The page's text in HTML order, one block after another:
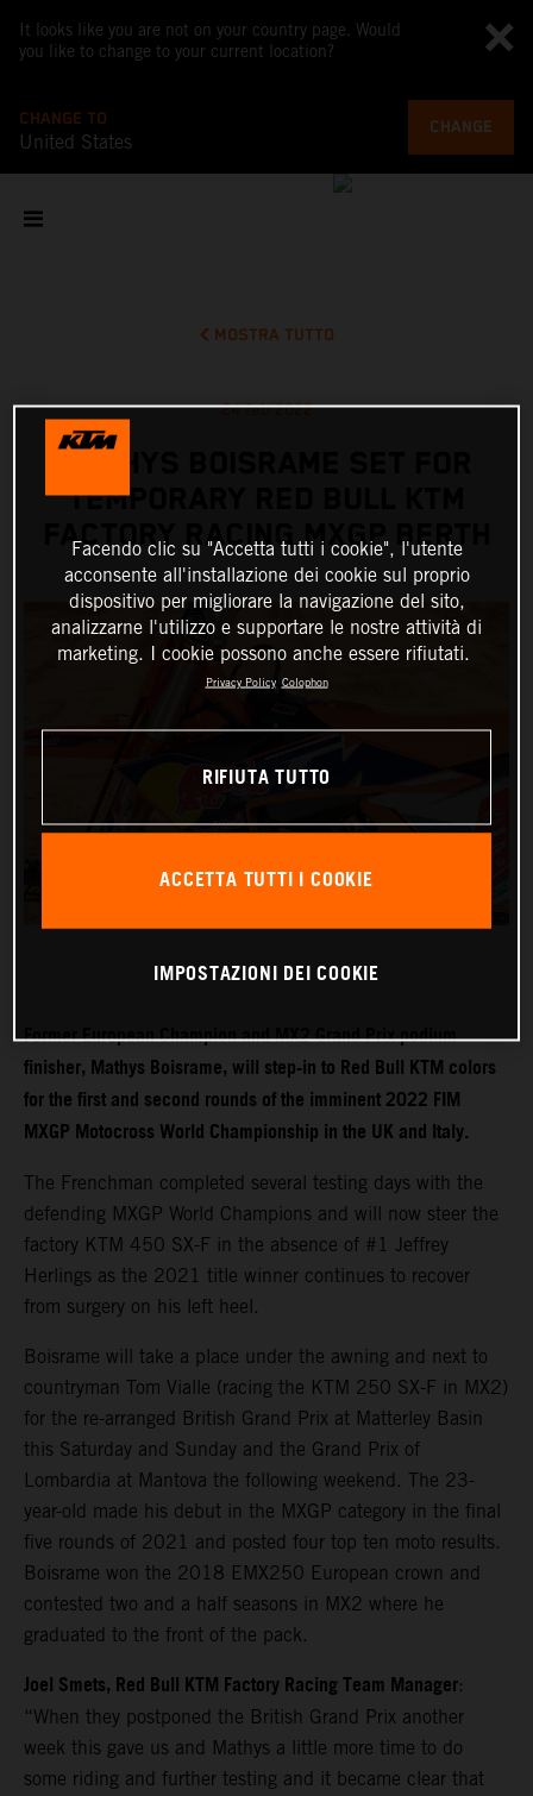
It looks like you are not on your country page. Would
you like to change to your current location?
CHANGE TO
United States
CHANGE
MOSTRA TUTTO
24 feb 2022
TEMPORARY RED BULL KTM
FACTORY RACING MXGP BERTH
Former European Champion and MX2 Grand Prix podium
finisher, Mathys Boisrame, will step-in to Red Bull KTM colors
for the first and second rounds of the imminent 2022 FIM
MXGP Motocross World Championship in the UK and Italy.
The Frenchman completed several testing days with the
defending MXGP World Champions and will now steer the
factory KTM 450 SX-F in the absence of #1 Jeffrey
Herlings as the 2021 title winner continues to recover
from surgery on his left heel.
Boisrame will take a place under the awning and next to
countryman Tom Vialle (racing the KTM 250 SX-F in MX2)
for the re-arranged British Grand Prix at Matterley Basin
this Saturday and Sunday and the Grand Prix of
Lombardia at Mantova the following weekend. The 23-
year-old made his debut in the MXGP category in the final
five rounds of 2021 and posted four top ten moto results.
Boisrame won the 2018 EMX250 European crown and
contested two and a half seasons in MX2 where he
graduated to the front of the pack.
Joel Smets, Red Bull KTM Factory Racing Team Manager:
“When they postponed the British Grand Prix another
week this gave us and Mathys a little more time to do
some riding and further testing and it became clear that
Facendo clic su "Accetta tutti i cookie", l'utente
acconsente all'installazione dei cookie sul proprio
dispositivo per migliorare la navigazione del sito,
analizzarne l'utilizzo e supportare le nostre attività di
marketing. I cookie possono anche essere rifiutati.
Privacy Policy Colophon
RIFIUTA TUTTO
ACCETTA TUTTI I COOKIE
IMPOSTAZIONI DEI COOKIE